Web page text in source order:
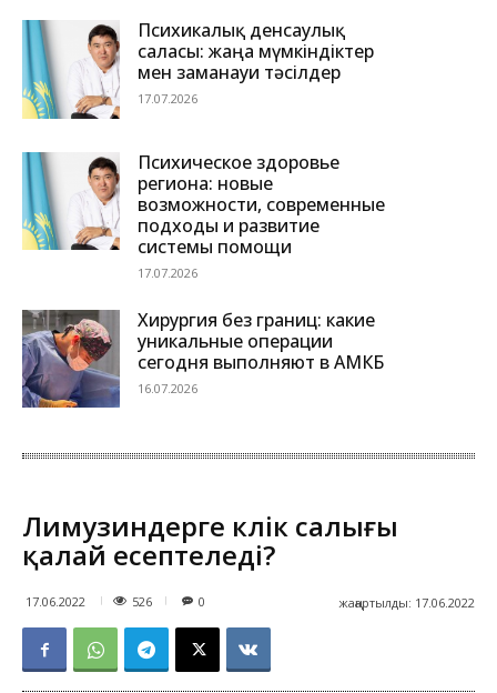
Психикалық денсаулық
саласы: жаңа мүмкіндіктер
мен заманауи тәсілдер
17.07.2026
Психическое здоровье
региона: новые
возможности, современные
подходы и развитие
системы помощи
17.07.2026
Хирургия без границ: какие
уникальные операции
сегодня выполняют в АМКБ
16.07.2026